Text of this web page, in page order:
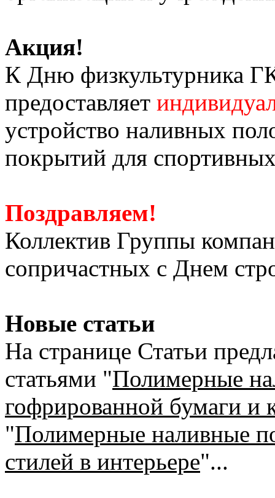
Акция!
К Дню физкультурника
предоставляет
устройство наливных
покрытий для
Поздравляем!
Коллектив Группы
сопричастных с Днем
Новые статьи
На странице Статьи
статьями "Полимерные
гофрированной бумаги и
"Полимерные наливные
стилей в интерьере"...